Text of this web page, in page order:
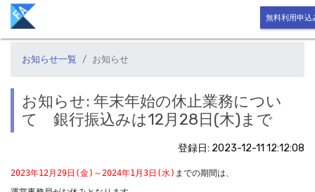
無料利用申込
お知らせ一覧 お知らせ
お知らせ: 年末年始の休止業務につい
て 銀行振込みは12月28日(木)まで
登録日: 2023-12-11 12:12:08
2023年12月29日(金)～2024年1月3日(水) までの期間は、